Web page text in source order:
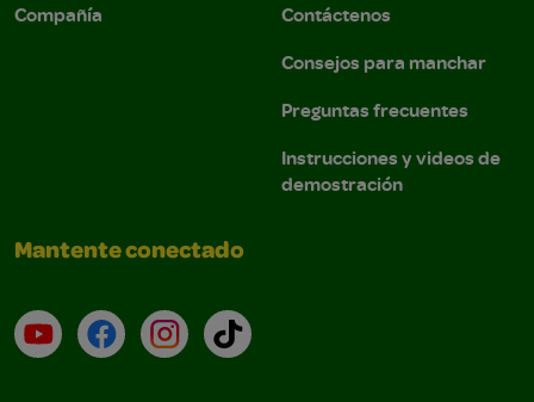
Compañía
Contáctenos
Consejos para manchar
Preguntas frecuentes
Instrucciones y videos de
demostración
Mantente conectado
YouTube (en inglés)
Facebook (en inglés)
Instagram (en inglés)
TikTok